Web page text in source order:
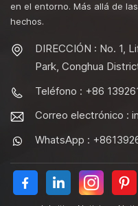
en el entorno. Más allá de
hechos.
DIRECCIÓN : No. 1,
Park, Conghua
Teléfono : +86
Correo electrónico :
WhatsApp :